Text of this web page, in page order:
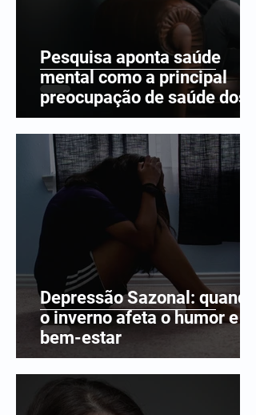
Pesquisa aponta saúde
mental como a principal
preocupação de saúde dos
brasileiros
Depressão Sazonal: quando
o inverno afeta o humor e o
bem-estar